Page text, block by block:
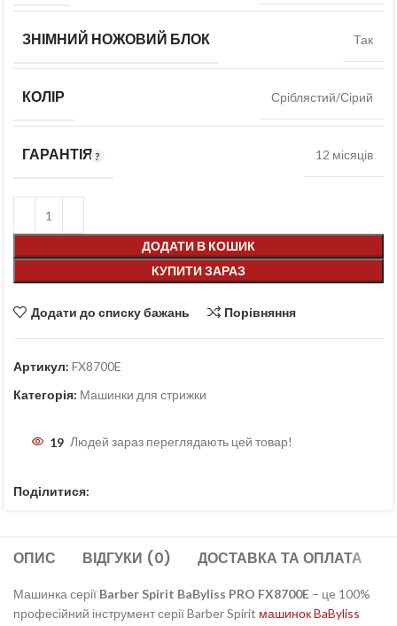
ЗНІМНИЙ НОЖОВИЙ БЛОК Так
КОЛІР Сріблястий/Сірий
ГАРАНТІЯ 12 місяців
ДОДАТИ В КОШИК
КУПИТИ ЗАРАЗ
Додати до списку бажань Порівняння
Артикул: FX8700E
Категорія: Машинки для стрижки
19 Людей зараз переглядають цей товар!
Поділитися:
ОПИС ВІДГУКИ (0) ДОСТАВКА ТА ОПЛАТА
Машинка серії Barber Spirit BaByliss PRO FX8700E – це 100%
професійний інструмент серії Barber Spirit машинок BaByliss